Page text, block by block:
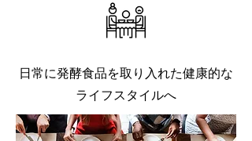
日常に発酵食品を取り入れた健康的な
ライフスタイルへ